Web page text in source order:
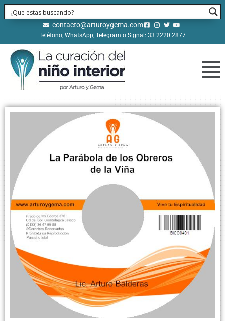
Teléfono, WhatsApp, Telegram o Signal: 33 2220 2877
contacto@arturoygema.com